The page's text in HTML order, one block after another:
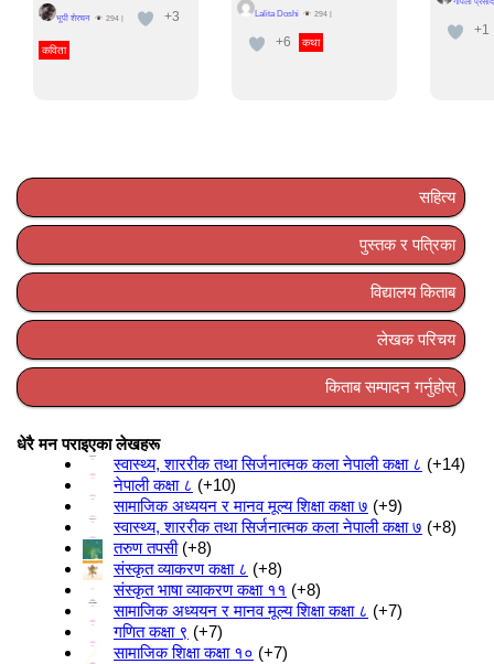
भूपी शेरचन 294| +3
कविता
Lalita Doshi 294|
+6 कथा
+1
सहित्य
पुस्तक र पत्रिका
विद्यालय किताब
लेखक परिचय
किताब सम्पादन गर्नुहोस्
धेरै मन पराइएका लेखहरू
स्वास्थ्य, शाररीक तथा सिर्जनात्मक कला नेपाली कक्षा ८
+14
नेपाली कक्षा ८
+10
सामाजिक अध्ययन र मानव मूल्य शिक्षा कक्षा ७ +9
स्वास्थ्य, शाररीक तथा सिर्जनात्मक कला नेपाली कक्षा ७ +8
तरुण तपसी +8
संस्कृत व्याकरण कक्षा ८
+8
संस्कृत भाषा व्याकरण कक्षा ११
+8
सामाजिक अध्ययन र मानव मूल्य शिक्षा कक्षा ८
+7
गणित कक्षा ९
+7
सामाजिक शिक्षा कक्षा १० +7